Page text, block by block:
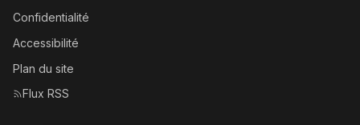
Confidentialité
Accessibilité
Plan du site
Flux RSS